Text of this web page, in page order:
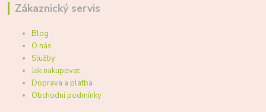
Zákaznický servis
Blog
O nás
Služby
Jak nakupovat
Doprava a platba
Obchodní podmínky